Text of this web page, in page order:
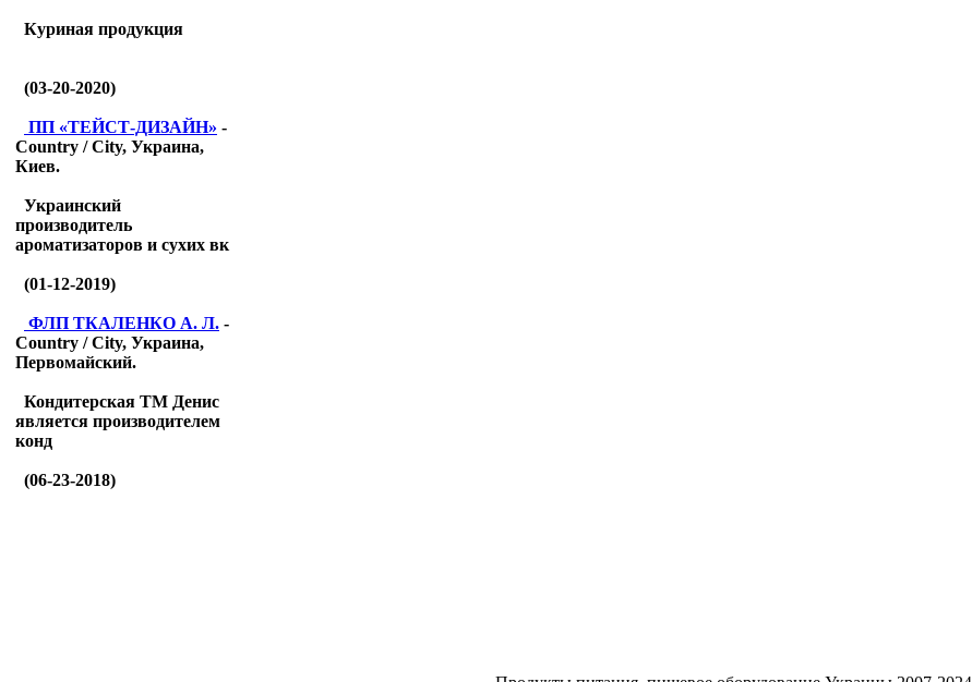
Куриная продукция
(03-20-2020)
ПП «ТЕЙСТ-ДИЗАЙН» -
Country / City, Украина,
Киев.
Украинский
производитель
ароматизаторов и сухих вк
(01-12-2019)
ФЛП ТКАЛЕНКО А. Л. -
Country / City, Украина,
Первомайский.
Кондитерская ТМ Денис
является производителем
конд
(06-23-2018)